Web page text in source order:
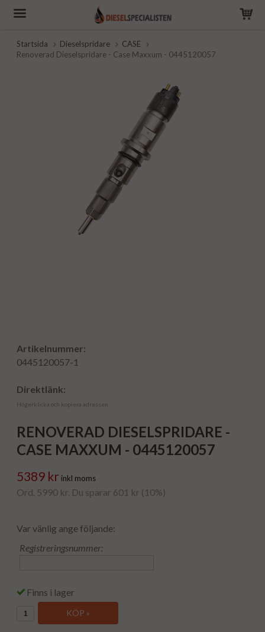
Startsida Dieselspridare
CASE
Renoverad Dieselspridare - Case Maxxum - 0445120057
Artikelnummer:
0445120057-1
Direktlänk:
Högerklicka och kopiera adressen
RENOVERAD DIESELSPRIDARE -
CASE MAXXUM - 0445120057
5389 kr inkl moms
Ord. 5990 kr. Du sparar 601 kr (10%)
Var vänlig ange följande:
Registreringsnummer:
Finns i lager
KÖP »